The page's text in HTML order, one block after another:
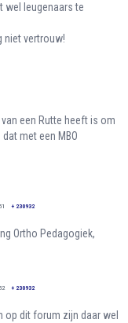
wel leugenaars te
niet vertrouw!
een Rutte heeft is om
met een MBO
+ 230932
Ortho Pedagogiek,
+ 230932
op dit forum zijn daar wel